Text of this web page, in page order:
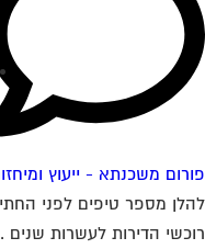
משכנתא - ייעוץ ומיחזור
מספר טיפים לפני